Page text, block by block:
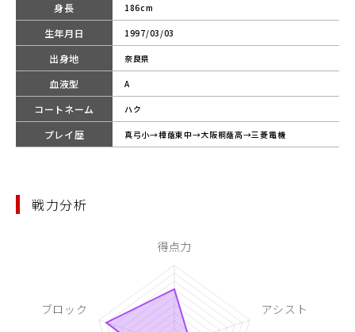
身長 186cm
生年月日 1997/03/03
出身地 奈良県
血液型 A
コートネーム ハク
プレイ歴 真弓小→樟蔭東中→大阪桐蔭高→三菱電機
戦力分析